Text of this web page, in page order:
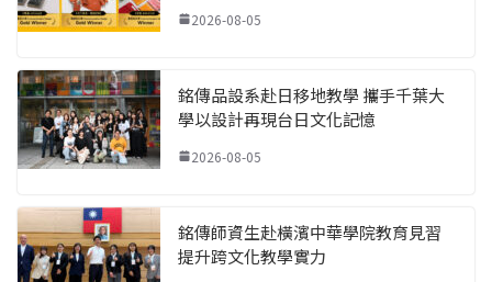
2026-08-05
銘傳品設系赴日移地教學 攜手千葉大
學以設計再現台日文化記憶
2026-08-05
銘傳師資生赴橫濱中華學院教育見習
提升跨文化教學實力